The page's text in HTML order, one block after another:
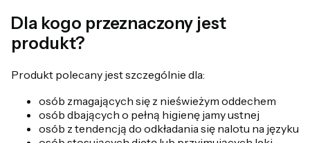
Dla kogo przeznaczony jest
produkt?
Produkt polecany jest szczególnie dla:
osób zmagających się z nieświeżym oddechem
osób dbających o pełną higienę jamy ustnej
osób z tendencją do odkładania się nalotu na języku